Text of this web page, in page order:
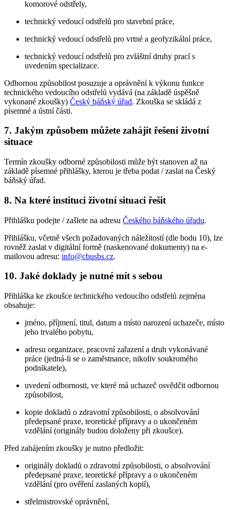
komorové odstřely,
technický vedoucí odstřelů pro stavební práce,
technický vedoucí odstřelů pro vrtné a geofyzikální práce,
technický vedoucí odstřelů pro zvláštní druhy prací s
uvedením specializace.
Odbornou způsobilost posuzuje a oprávnění k výkonu funkce
technického vedoucího odstřelů vydává (na základě úspěšně
vykonané zkoušky) Český báňský úřad. Zkouška se skládá z
písemné a ústní části.
7. Jakým způsobem můžete zahájit řešení životní
situace
Termín zkoušky odborné způsobilosti může být stanoven až na
základě písemné přihlášky, kterou je třeba podat / zaslat na Český
báňský úřad.
8. Na které instituci životní situaci řešit
Přihlášku podejte / zašlete na adresu Českého báňského úřadu.
Přihlášku, včetně všech požadovaných náležitostí (dle bodu 10), lze
rovněž zaslat v digitální formě (naskenované dokumenty) na e-
mailovou adresu: info@cbusbs.cz.
10. Jaké doklady je nutné mít s sebou
Přihláška ke zkoušce technického vedoucího odstřelů zejména
obsahuje:
jméno, příjmení, titul, datum a místo narození uchazeče, místo
jeho trvalého pobytu,
adresu organizace, pracovní zařazení a druh vykonávané
práce (jedná-li se o zaměstnance, nikoliv soukromého
podnikatele),
uvedení odbornosti, ve které má uchazeč osvědčit odbornou
způsobilost,
kopie dokladů o zdravotní způsobilosti, o absolvování
předepsané praxe, teoretické přípravy a o ukončeném
vzdělání (originály budou doloženy při zkoušce).
Před zahájením zkoušky je nutno předložit:
originály dokladů o zdravotní způsobilosti, o absolvování
předepsané praxe, teoretické přípravy a o ukončeném
vzdělání (pro ověření zaslaných kopií),
střelmistrovské oprávnění,